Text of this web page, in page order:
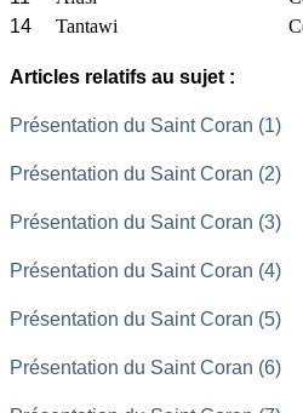
14
Tantawi
Articles relatifs au sujet :
Présentation du Saint Coran (1)
Présentation du Saint Coran (2)
Présentation du Saint Coran (3)
Présentation du Saint Coran (4)
Présentation du Saint Coran (5)
Présentation du Saint Coran (6)